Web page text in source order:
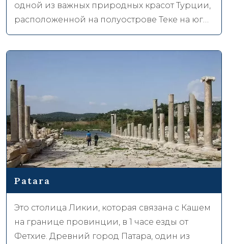
одной из важных природных красот Турции,
расположенной на полуострове Теке на юго-
западе Анатолии. Исключительный своим
названием Олюдениз является место,
Отдыхающие занимаются водными видами
спорта в этом чудесном месте среди
великолепной красоты этого места. Также
привлекают внимание такие виды
деятельности, как катание на водных лыжах и
вейкбординг, особенно виндсерфинг и
кайтсерфинг.
Patara
Это столица Ликии, которая связана с Кашем
на границе провинции, в 1 часе езды от
Фетхие. Древний город Патара, один из